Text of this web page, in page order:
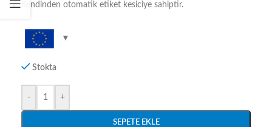
Kendinden otomatik etiket kesiciye sahiptir.
Stokta
- +
SEPETE EKLE